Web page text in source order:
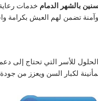
بالشهر الدمام خدمات
تضمن لهم العيش بكرامة
للأسر التي تحتاج إلى
لكبار السن ويعزز من جودة